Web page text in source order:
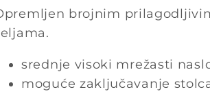
brojnim
srednje visoki mrežasti
moguće zaključavanje